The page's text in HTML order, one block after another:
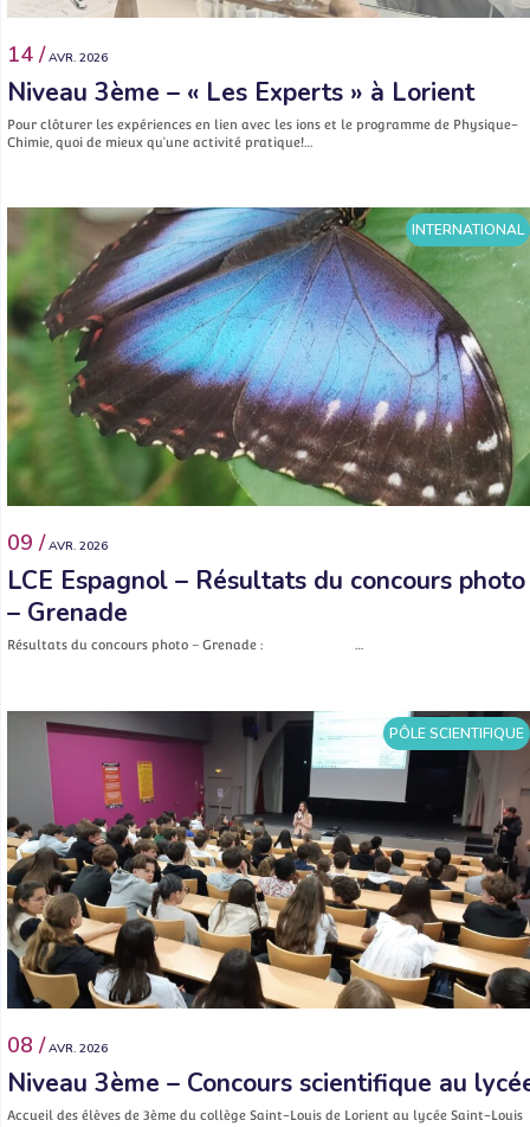
14 / AVR. 2026
Niveau 3ème – « Les Experts » à Lorient
Pour clôturer les expériences en lien avec les ions et le programme de Physique-
Chimie, quoi de mieux qu’une activité pratique!…
INTERNATIONAL
09 / AVR. 2026
LCE Espagnol – Résultats du concours photo
– Grenade
Résultats du concours photo – Grenade : …
PÔLE SCIENTIFIQUE
08 / AVR. 2026
Niveau 3ème – Concours scientifique au
Accueil des élèves de 3ème du collège Saint-Louis de Lorient au lycée Saint-Louis